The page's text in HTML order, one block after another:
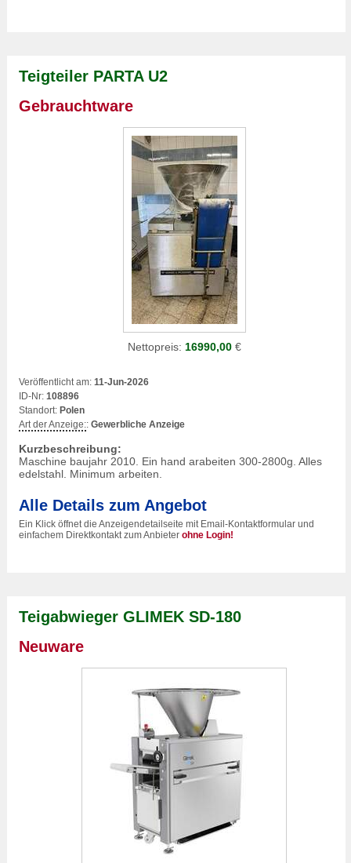
Teigteiler PARTA U2
Gebrauchtware
Nettopreis: 16990,00€
Veröffentlicht am: 11-Jun-2026
ID-Nr: 108896
Standort: Polen
Art der Anzeige:: Gewerbliche Anzeige
Kurzbeschreibung:
Maschine baujahr 2010. Ein hand arabeiten 300-2800g. Alles
edelstahl. Minimum arbeiten.
Alle Details zum Angebot
Ein Klick öffnet die Anzeigendetailseite mit Email-Kontaktformular und
einfachem Direktkontakt zum Anbieter ohne Login!
Teigabwieger GLIMEK SD-180
Neuware